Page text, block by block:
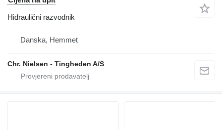
Hidraulični razvodnik
Danska, Hemmet
Chr. Nielsen - Tingheden A/S